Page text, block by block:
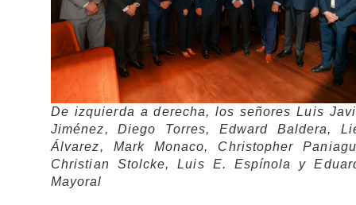
De izquierda a derecha, los señores Luis
Jiménez, Diego Torres, Edward Baldera,
Álvarez, Mark Monaco, Christopher
Christian Stolcke, Luis E. Espínola y
Mayoral